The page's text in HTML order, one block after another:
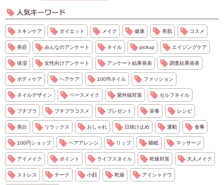
スキンケア ダイエット メイク 健康 美肌 コスメ
美容 みんなのアンケート ネイル pickup エイジングケア
保湿 女性向けアンケート アンケート結果発表 調査結果発表
ボディケア ヘアケア 100均ネイル ファッション
ネイルデザイン ベースメイク 紫外線対策 セルフネイル
プチプラ プチプラコスメ プレゼント 栄養 レシピ
美白 リラックス おしゃれ 日焼け止め 運動 食事
100円ショップ ヘアアレンジ リップ 睡眠 マッサージ
アイメイク ポイント ライフスタイル 乾燥対策 大人メイク
ストレス チーク 小顔 乾燥 アイシャドウ